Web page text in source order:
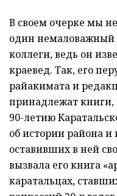
В своем очерке мы
один немаловажный
коллеги, ведь он
краевед. Так, его
райакимата и
принадлежат книги,
90-летию
об истории района
оставивших в ней
вызвала его книга
каратальцах,